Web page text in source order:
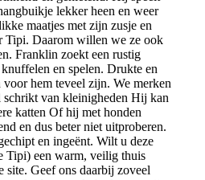
lekker heen en weer
maatjes met zijn zusje en
Tipi. Daarom willen we ze ook
Franklin zoekt een rustig
en spelen. Drukte en
hem teveel zijn. We merken
van kleinigheden Hij kan
katten Of hij met honden
en dus beter niet uitproberen.
en ingeënt. Wilt u deze
Tipi) een warm, veilig thuis
site. Geef ons daarbij zoveel